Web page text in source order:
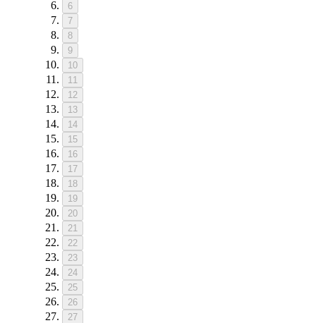
6
7
8
9
10
11
12
13
14
15
16
17
18
19
20
21
22
23
24
25
26
27